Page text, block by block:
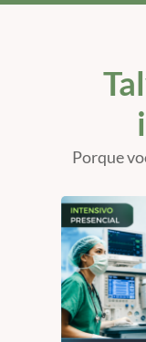
Porque